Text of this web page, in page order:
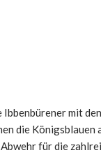
mit
die
für die